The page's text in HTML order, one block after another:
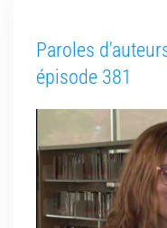
Paroles
épisode 381